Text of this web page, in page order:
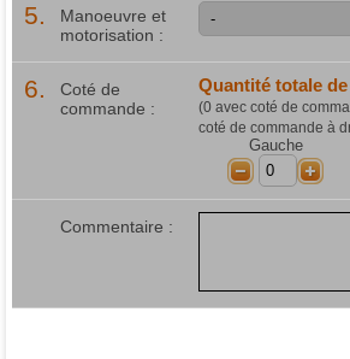
5.
Manoeuvre et
motorisation :
6.
Coté de
commande :
Quantité totale
(0 avec coté de
coté de commande à
Gauche
Commentaire :